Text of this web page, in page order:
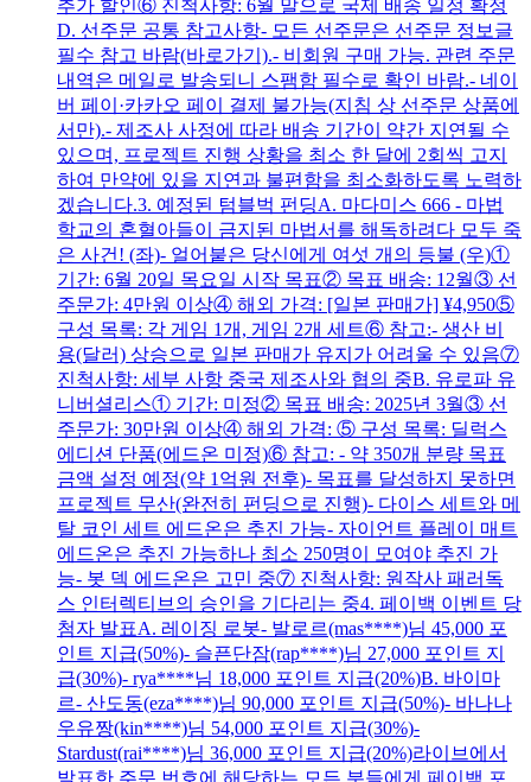
추가 할인⑥ 진척사항: 6월 말으로 국제 배송 일정 확정
D. 선주문 공통 참고사항- 모든 선주문은 선주문 정보글
필수 참고 바람(바로가기).- 비회원 구매 가능. 관련 주문
내역은 메일로 발송되니 스팸함 필수로 확인 바람.- 네이
버 페이·카카오 페이 결제 불가능(지침 상 선주문 상품에
서만).- 제조사 사정에 따라 배송 기간이 약간 지연될 수
있으며, 프로젝트 진행 상황을 최소 한 달에 2회씩 고지
하여 만약에 있을 지연과 불편함을 최소화하도록 노력하
겠습니다.3. 예정된 텀블벅 펀딩A. 마다미스 666 - 마법
학교의 혼혈아들이 금지된 마법서를 해독하려다 모두 죽
은 사건! (좌)- 얼어붙은 당신에게 여섯 개의 등불 (우)①
기간: 6월 20일 목요일 시작 목표② 목표 배송: 12월③ 선
주문가: 4만원 이상④ 해외 가격: [일본 판매가] ¥4,950⑤
구성 목록: 각 게임 1개, 게임 2개 세트⑥ 참고:- 생산 비
용(달러) 상승으로 일본 판매가 유지가 어려울 수 있음⑦
진척사항: 세부 사항 중국 제조사와 협의 중B. 유로파 유
니버셜리스① 기간: 미정② 목표 배송: 2025년 3월③ 선
주문가: 30만원 이상④ 해외 가격: ⑤ 구성 목록: 딜럭스
에디션 단품(에드온 미정)⑥ 참고: - 약 350개 분량 목표
금액 설정 예정(약 1억원 전후)- 목표를 달성하지 못하면
프로젝트 무산(완전히 펀딩으로 진행)- 다이스 세트와 메
탈 코인 세트 에드온은 추진 가능- 자이언트 플레이 매트
에드온은 추진 가능하나 최소 250명이 모여야 추진 가
능- 봇 덱 에드온은 고민 중⑦ 진척사항: 원작사 패러독
스 인터렉티브의 승인을 기다리는 중4. 페이백 이벤트 당
첨자 발표A. 레이징 로봇- 발로르(mas****)님 45,000 포
인트 지급(50%)- 슬픈단잠(rap****)님 27,000 포인트 지
급(30%)- rya****님 18,000 포인트 지급(20%)B. 바이마
르- 산도동(eza****)님 90,000 포인트 지급(50%)- 바나나
우유짱(kin****)님 54,000 포인트 지급(30%)-
Stardust(rai****)님 36,000 포인트 지급(20%)라이브에서